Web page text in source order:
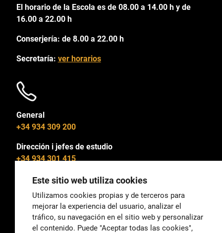
El horario de la Escola es de 08.00 a 14.00 h y de
16.00 a 22.00 h
Conserjería: de 8.00 a 22.00 h
Secretaría: ver horarios
General
+34 934 309 200
Dirección i jefes de estudio
+34 934 301 415
General
correu@escoladeltreball.org
Este sitio web utiliza cookies
Utilizamos cookies propias y de terceros para
mejorar la experiencia del usuario, analizar el
tráfico, su navegación en el sitio web y personalizar
el contenido. Puede "Aceptar todas las cookies",